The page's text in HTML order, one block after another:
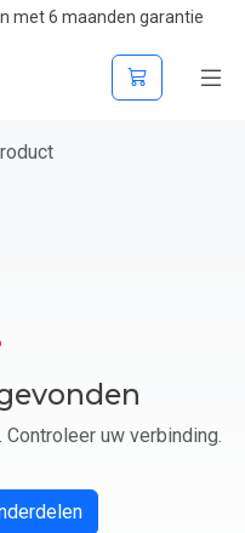
met 6 maanden garantie
uw verbinding.